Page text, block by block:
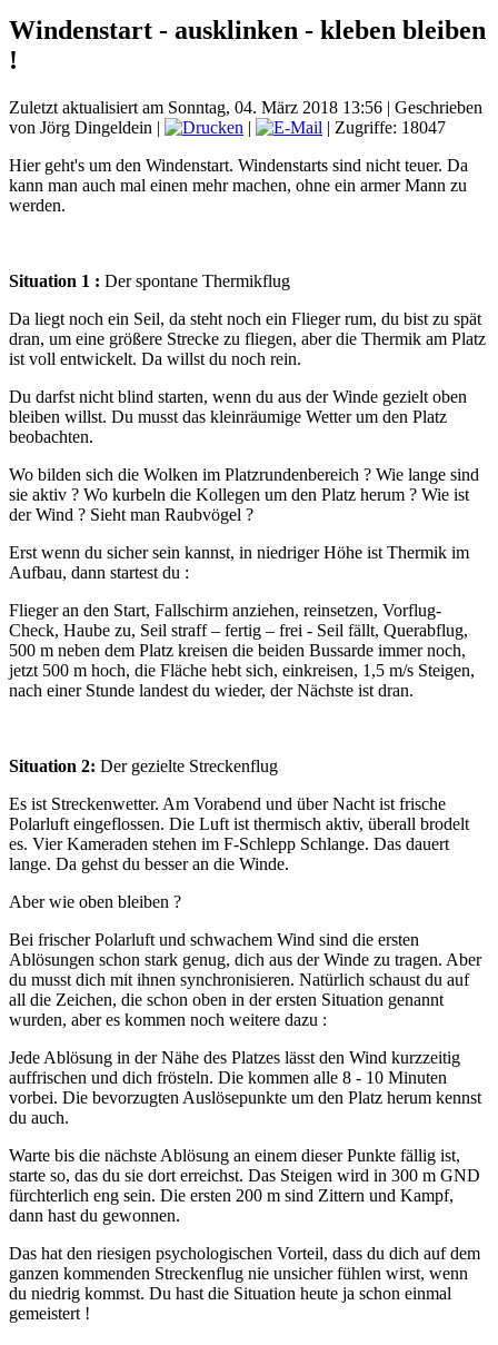
Windenstart - ausklinken - kleben bleiben
!
Zuletzt aktualisiert am Sonntag, 04. März 2018 13:56 | Geschrieben
von Jörg Dingeldein | |
| Zugriffe: 18047
Hier geht's um den Windenstart. Windenstarts sind nicht teuer. Da
kann man auch mal einen mehr machen, ohne ein armer Mann zu
werden.
Situation 1 : Der spontane Thermikflug
Da liegt noch ein Seil, da steht noch ein Flieger rum, du bist zu spät
dran, um eine größere Strecke zu fliegen, aber die Thermik am Platz
ist voll entwickelt. Da willst du noch rein.
Du darfst nicht blind starten, wenn du aus der Winde gezielt oben
bleiben willst. Du musst das kleinräumige Wetter um den Platz
beobachten.
Wo bilden sich die Wolken im Platzrundenbereich ? Wie lange sind
sie aktiv ? Wo kurbeln die Kollegen um den Platz herum ? Wie ist
der Wind ? Sieht man Raubvögel ?
Erst wenn du sicher sein kannst, in niedriger Höhe ist Thermik im
Aufbau, dann startest du :
Flieger an den Start, Fallschirm anziehen, reinsetzen, Vorflug-
Check, Haube zu, Seil straff – fertig – frei - Seil fällt, Querabflug,
500 m neben dem Platz kreisen die beiden Bussarde immer noch,
jetzt 500 m hoch, die Fläche hebt sich, einkreisen, 1,5 m/s Steigen,
nach einer Stunde landest du wieder, der Nächste ist dran.
Situation 2: Der gezielte Streckenflug
Es ist Streckenwetter. Am Vorabend und über Nacht ist frische
Polarluft eingeflossen. Die Luft ist thermisch aktiv, überall brodelt
es. Vier Kameraden stehen im F-Schlepp Schlange. Das dauert
lange. Da gehst du besser an die Winde.
Aber wie oben bleiben ?
Bei frischer Polarluft und schwachem Wind sind die ersten
Ablösungen schon stark genug, dich aus der Winde zu tragen. Aber
du musst dich mit ihnen synchronisieren. Natürlich schaust du auf
all die Zeichen, die schon oben in der ersten Situation genannt
wurden, aber es kommen noch weitere dazu :
Jede Ablösung in der Nähe des Platzes lässt den Wind kurzzeitig
auffrischen und dich frösteln. Die kommen alle 8 - 10 Minuten
vorbei. Die bevorzugten Auslösepunkte um den Platz herum kennst
du auch.
Warte bis die nächste Ablösung an einem dieser Punkte fällig ist,
starte so, das du sie dort erreichst. Das Steigen wird in 300 m GND
fürchterlich eng sein. Die ersten 200 m sind Zittern und Kampf,
dann hast du gewonnen.
Das hat den riesigen psychologischen Vorteil, dass du dich auf dem
ganzen kommenden Streckenflug nie unsicher fühlen wirst, wenn
du niedrig kommst. Du hast die Situation heute ja schon einmal
gemeistert !